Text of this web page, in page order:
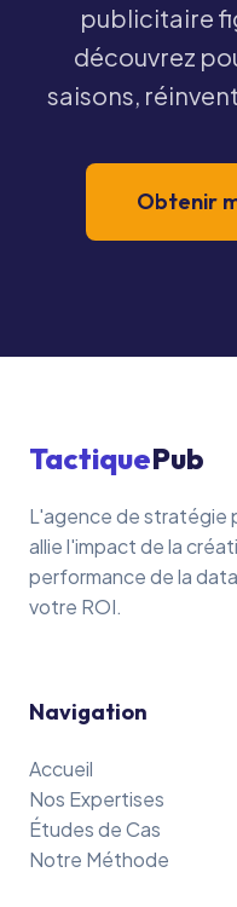
publicitaire
découvrez
saisons,
Obtenir
TactiquePub
L'agence de stratégie
allie l'impact de la
performance de la
votre ROI.
Navigation
Accueil
Nos Expertises
Études de Cas
Notre Méthode